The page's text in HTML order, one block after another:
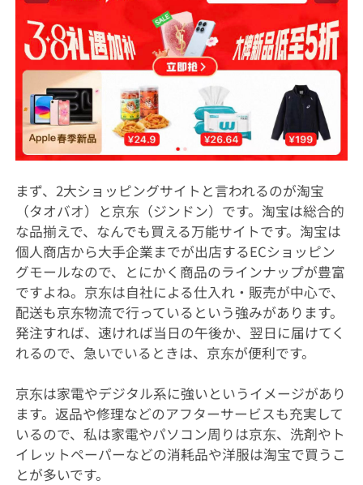
まず、2大ショッピングサイトと言われるのが淘宝
（タオバオ）と京东（ジンドン）です。淘宝は総合的
な品揃えで、なんでも買える万能サイトです。淘宝は
個人商店から大手企業までが出店するECショッピン
グモールなので、とにかく商品のラインナップが豊富
ですよね。京东は自社による仕入れ・販売が中心で、
配送も京东物流で行っているという強みがあります。
発注すれば、速ければ当日の午後か、翌日に届けてく
れるので、急いでいるときは、京东が便利です。
京东は家電やデジタル系に強いというイメージがあり
ます。返品や修理などのアフターサービスも充実して
いるので、私は家電やパソコン周りは京东、洗剤やト
イレットペーパーなどの消耗品や洋服は淘宝で買うこ
とが多いです。